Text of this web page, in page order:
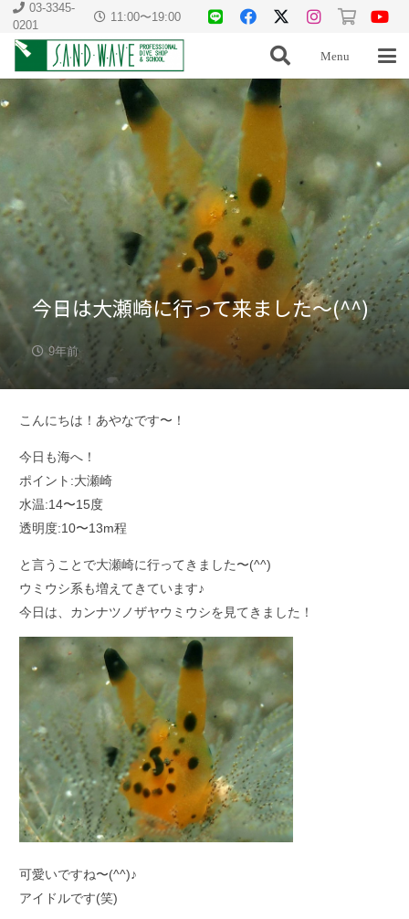
03-3345-
0201
11:00〜19:00
Menu
今日は大瀬崎に行って来ました〜(^^)
9年前
こんにちは！あやなです〜！
今日も海へ！
ポイント:大瀬崎
水温:14〜15度
透明度:10〜13m程
と言うことで大瀬崎に行ってきました〜(^^)
ウミウシ系も増えてきています♪
今日は、カンナツノザヤウミウシを見てきました！
可愛いですね〜(^^)♪
アイドルです(笑)